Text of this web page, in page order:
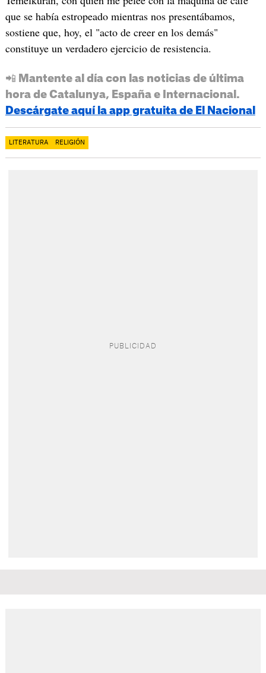
que se había estropeado mientras nos presentábamos,
sostiene que, hoy, el "acto de creer en los demás"
constituye un verdadero ejercicio de resistencia.
📲 Mantente al día con las noticias de última
hora de Catalunya, España e Internacional.
Descárgate aquí la app gratuita de El Nacional
LITERATURA RELIGIÓN